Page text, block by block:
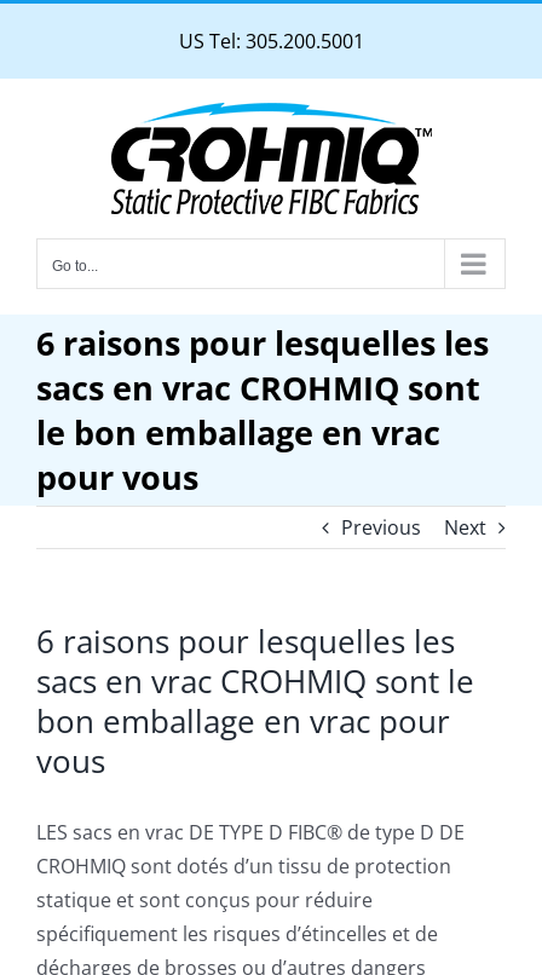
content
US Tel: 305.200.5001
Go to...
6 raisons pour lesquelles les
sacs en vrac CROHMIQ sont
le bon emballage en vrac
pour vous
Previous Next
6 raisons pour lesquelles les
sacs en vrac CROHMIQ sont le
bon emballage en vrac pour
vous
LES sacs en vrac DE TYPE D FIBC® de type D DE
CROHMIQ sont dotés d’un tissu de protection
statique et sont conçus pour réduire
spécifiquement les risques d’étincelles et de
décharges de brosses ou d’autres dangers